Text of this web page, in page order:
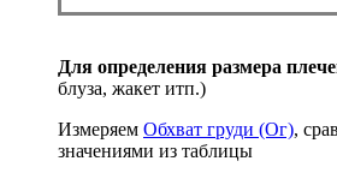
Для определения размера
блуза, жакет итп.)
Измеряем Обхват груди (Ог),
значениями из таблицы